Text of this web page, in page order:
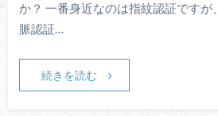
か？ 一番身近なのは指紋認証です
脈認証…
続きを読む